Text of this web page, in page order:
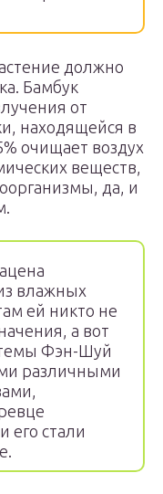
должно
Бамбук
от
находящейся в
очищает воздух
веществ,
да, и
влажных
ей никто не
а вот
Фэн-Шуй
различными
его стали